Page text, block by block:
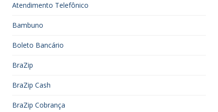
Atendimento Telefônico
Bambuno
Boleto Bancário
BraZip
BraZip Cash
BraZip Cobrança